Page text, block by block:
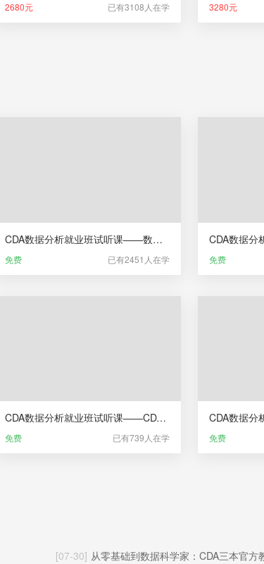
2680元 已有3108人在学 3280元
CDA数据分析就业班试听课——数据科学相关行业及岗位介绍
免费 已有2451人在学 免费
CDA数据分析就业班试听课——CDA数据分析师职业发展服务
免费 已有739人在学 免费
[07-30] 从零基础到数据科学家：CDA三本官方